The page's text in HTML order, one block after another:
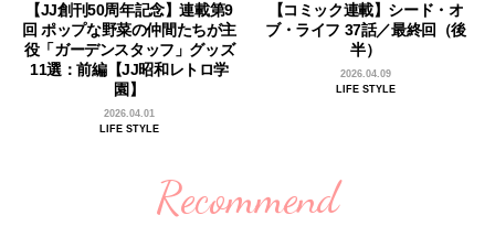
【JJ創刊50周年記念】連載第9
回 ポップな野菜の仲間たちが主
役「ガーデンスタッフ」グッズ
11選：前編【JJ昭和レトロ学
園】
2026.04.01
LIFE STYLE
【コミック連載】シード・オ
ブ・ライフ 37話／最終回（後
半）
2026.04.09
LIFE STYLE
Recommend